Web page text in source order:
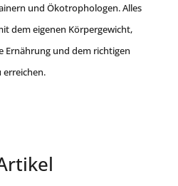
und Ökotrophologen. Alles
dem eigenen Körpergewicht,
Ernährung und dem richtigen
erreichen.